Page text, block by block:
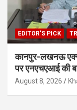
EDITOR'S PICK
कानपुर-लखनऊ
पर एनएचएआई की
August 8, 2026